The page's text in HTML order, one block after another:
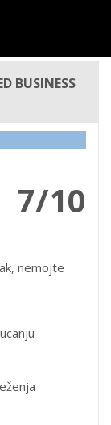
BUSINESS
7/10
nemojte